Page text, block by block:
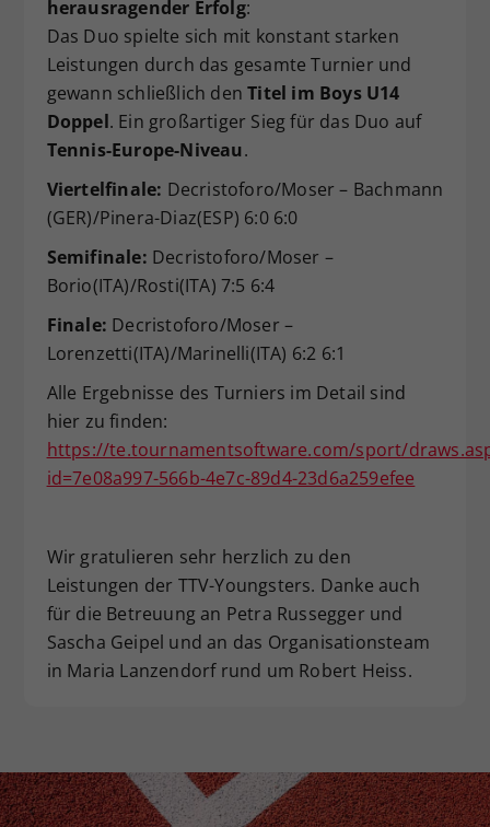
herausragender Erfolg:
Das Duo spielte sich mit konstant starken
Leistungen durch das gesamte Turnier und
gewann schließlich denTitel im Boys U14
Doppel. Ein großartiger Sieg für das Duo auf
Tennis-Europe-Niveau.
Viertelfinale: Decristoforo/Moser – Bachmann
(GER)/Pinera-Diaz(ESP) 6:0 6:0
Semifinale: Decristoforo/Moser –
Borio(ITA)/Rosti(ITA) 7:5 6:4
Finale: Decristoforo/Moser –
Lorenzetti(ITA)/Marinelli(ITA) 6:2 6:1
Alle Ergebnisse des Turniers im Detail sind
hier zu finden:
https://te.tournamentsoftware.com/sport/
id=7e08a997-566b-4e7c-89d4-23d6a259efee
Wir gratulieren sehr herzlich zu den
Leistungen der TTV-Youngsters. Danke auch
für die Betreuung an Petra Russegger und
Sascha Geipel und an das Organisationsteam
in Maria Lanzendorf rund um Robert Heiss.